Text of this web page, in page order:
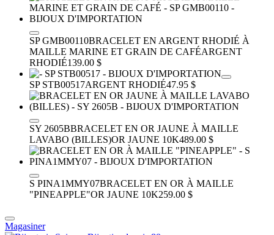
SP GMB00110BRACELET EN ARGENT RHODIÉ À
MAILLE MARINE ET GRAIN DE CAFÉARGENT
RHODIÉ139.00 $
SP STB00517ARGENT RHODIÉ47.95 $
SY 2605BBRACELET EN OR JAUNE À MAILLE
LAVABO (BILLES)OR JAUNE 10K489.00 $
S PINA1MMY07BRACELET EN OR À MAILLE
"PINEAPPLE"OR JAUNE 10K259.00 $
Magasiner